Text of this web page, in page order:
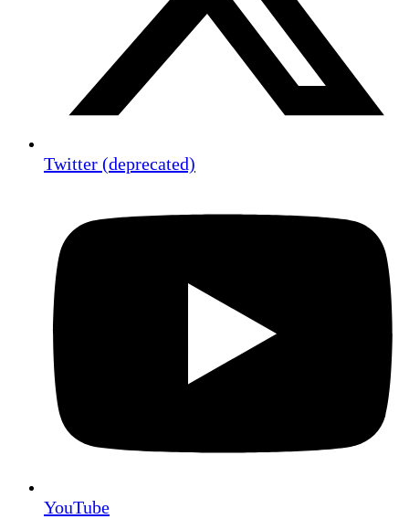
Twitter (deprecated)
YouTube